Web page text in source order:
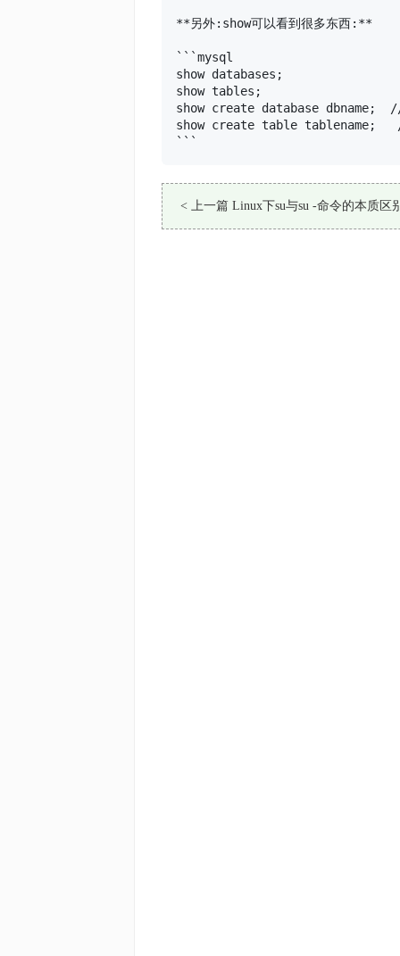
**另外:show可以看到很多东西:**
```mysql
show databases;
show tables;
show create database dbname;  //
show create table tablename;   //
```
< 上一篇 Linux下su与su -命令的本质区